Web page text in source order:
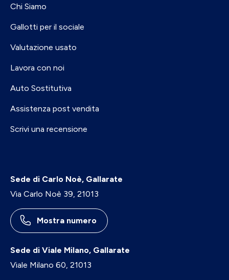
Chi Siamo
Gallotti per il sociale
Valutazione usato
Lavora con noi
Auto Sostitutiva
Assistenza post vendita
Scrivi una recensione
Sede di Carlo Noè, Gallarate
Via Carlo Noè 39, 21013
Mostra numero
Sede di Viale Milano, Gallarate
Viale Milano 60, 21013